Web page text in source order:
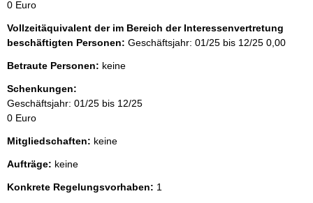
0 Euro
Vollzeitäquivalent der im Bereich der Interessenvertretung
beschäftigten Personen: Geschäftsjahr: 01/25 bis 12/25 0,00
Betraute Personen: keine
Schenkungen:
Geschäftsjahr: 01/25 bis 12/25
0 Euro
Mitgliedschaften: keine
Aufträge: keine
Konkrete Regelungsvorhaben: 1